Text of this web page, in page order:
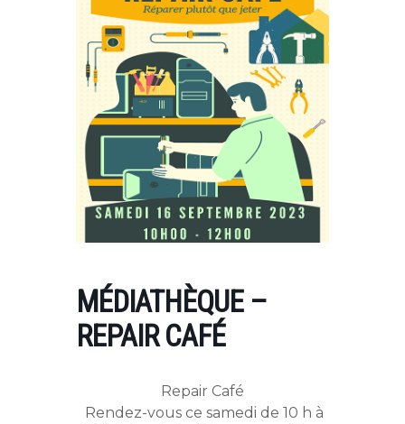
MÉDIATHÈQUE –
REPAIR CAFÉ
Repair Café
Rendez-vous ce samedi de 10 h à